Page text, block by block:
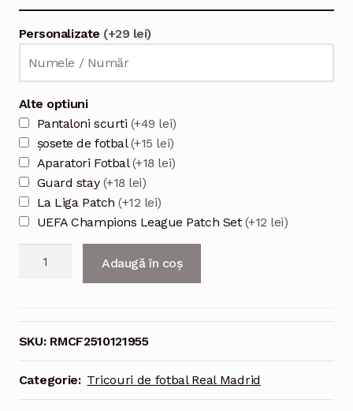
Personalizate (+29 lei)
Alte optiuni
Pantaloni scurti (+49 lei)
șosete de fotbal(+15 lei)
Aparatori Fotbal(+18 lei)
Guard stay (+18 lei)
La Liga Patch(+12 lei)
UEFA Champions League Patch Set (+12 lei)
Adaugă în coș
SKU: RMCF2510121955
Categorie: Tricouri de fotbal Real Madrid